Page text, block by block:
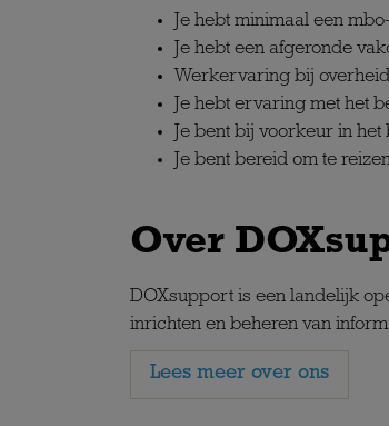
Je hebt minimaal een
Je hebt een afgeronde
Werkervaring bij
Je hebt ervaring met het
Je bent bij voorkeur in
Je bent bereid om te
Over
DOXsupport is een landelijk
inrichten en beheren van
Lees meer over ons